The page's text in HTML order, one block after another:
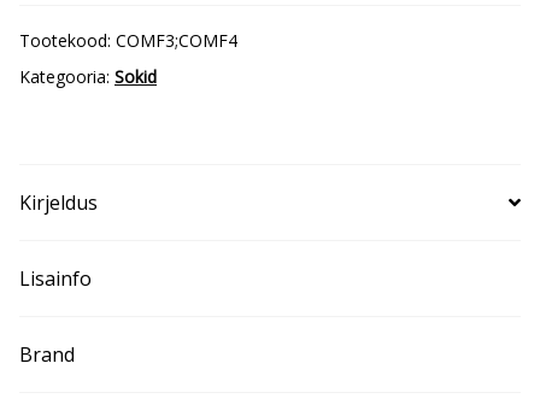
Tootekood: COMF3;COMF4
Kategooria: Sokid
Kirjeldus
Lisainfo
Brand